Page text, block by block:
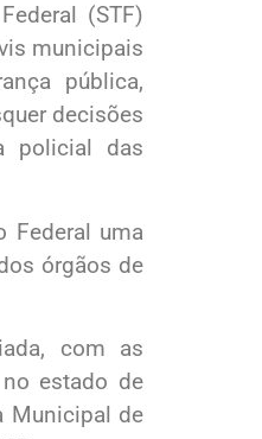
(STF)
municipais
pública,
decisões
policial das
Federal uma
órgãos de
com as
estado de
Municipal de